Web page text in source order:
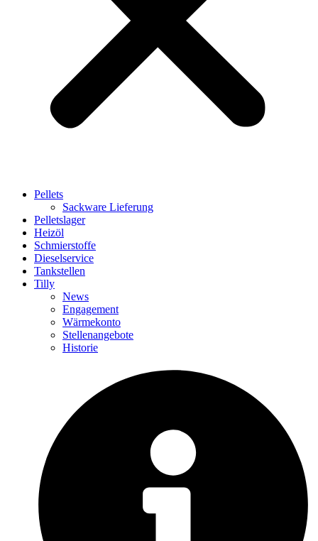
Pellets
Sackware Lieferung
Pelletslager
Heizöl
Schmierstoffe
Dieselservice
Tankstellen
Tilly
News
Engagement
Wärmekonto
Stellenangebote
Historie